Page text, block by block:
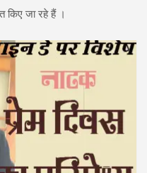
किए जा रहे हैं ।